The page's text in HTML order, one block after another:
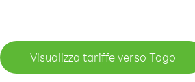
Visualizza tariffe verso Togo